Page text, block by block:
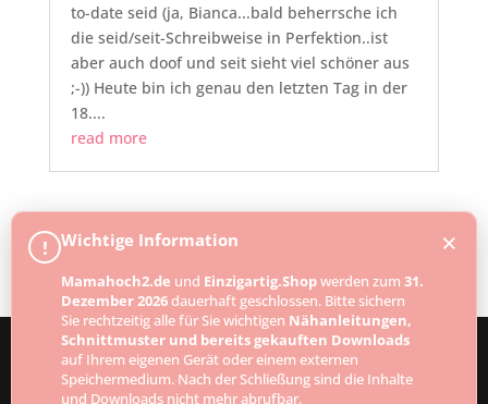
to-date seid (ja, Bianca...bald beherrsche ich
die seid/seit-Schreibweise in Perfektion..ist
aber auch doof und seit sieht viel schöner aus
;-)) Heute bin ich genau den letzten Tag in der
18....
read more
Next Entries »
Designed byElegant Themes| Powered by
! Wichtige Information
Mamahoch2.de und Einzigartig.Shopwerden zum 31.
Dezember 2026dauerhaft geschlossen. Bitte sichern
Sie rechtzeitig alle für Sie wichtigen Nähanleitungen,
Schnittmuster und bereits gekauften Downloads
auf Ihrem eigenen Gerät oder einem externen
Speichermedium. Nach der Schließung sind die Inhalte
und Downloads nicht mehr abrufbar.
×